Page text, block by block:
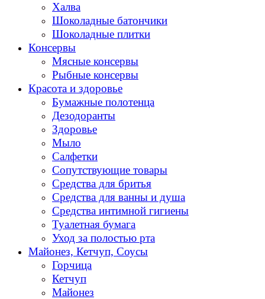
Халва
Шоколадные батончики
Шоколадные плитки
Консервы
Мясные консервы
Рыбные консервы
Красота и здоровье
Бумажные полотенца
Дезодоранты
Здоровье
Мыло
Салфетки
Сопутствующие товары
Средства для бритья
Средства для ванны и душа
Средства интимной гигиены
Туалетная бумага
Уход за полостью рта
Майонез, Кетчуп, Соусы
Горчица
Кетчуп
Майонез